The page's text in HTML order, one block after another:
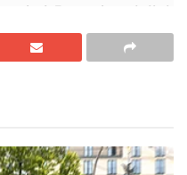
kultūros komisijai,
ir pirmuosius
esate šiandien. Jūsų
marškinėlius. Jūs
per šiuos 25-erius